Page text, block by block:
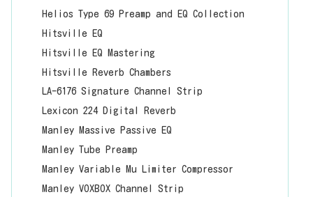
Helios Type 69 Preamp and EQ Collection
Hitsville EQ
Hitsville EQ Mastering
Hitsville Reverb Chambers
LA-6176 Signature Channel Strip
Lexicon 224 Digital Reverb
Manley Massive Passive EQ
Manley Tube Preamp
Manley Variable Mu Limiter Compressor
Manley VOXBOX Channel Strip